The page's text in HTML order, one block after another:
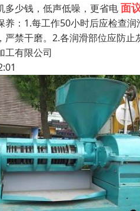
多少钱，低声低噪，更省电面
养：1.每工作50小时后应检查
严禁干磨。2.各润滑部位应防
工有限公司